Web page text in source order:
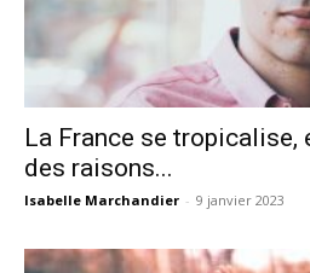
La France se tropicalise,
des raisons...
Isabelle Marchandier - 9 janvier 2023